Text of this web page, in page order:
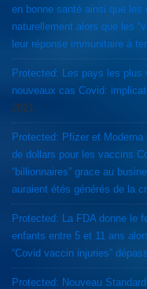
en bonne santé ainsi que les
naturellement alors que les
leur réponse immunitaire à
Protected: Les pays les plus
nouveaux cas Covid:
2021
Protected: Pfizer et
de dollars pour les vaccins
“billionnaires” grace au
auraient étés générés de la
Protected: La FDA donne le
enfants entre 5 et 11 ans
“Covid vaccin injuries”
Protected: Nouveau